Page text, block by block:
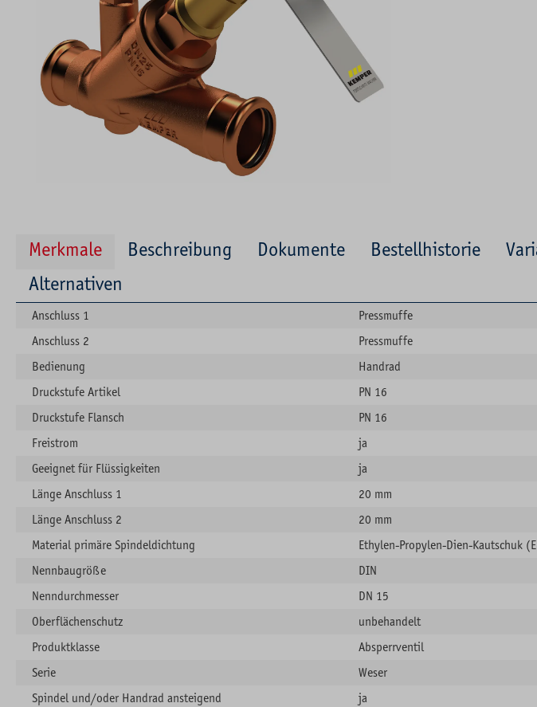
Merkmale Beschreibung Dokumente Bestellhistorie
Alternativen
Anschluss 1
Pressmuffe
Anschluss 2
Pressmuffe
Bedienung
Handrad
Druckstufe Artikel
PN 16
Druckstufe Flansch
PN 16
Freistrom
ja
Geeignet für Flüssigkeiten
ja
Länge Anschluss 1
20 mm
Länge Anschluss 2
20 mm
Material primäre Spindeldichtung
Ethylen-Propylen-Dien-Kautschuk
Nennbaugröße
DIN
Nenndurchmesser
DN 15
Oberflächenschutz
unbehandelt
Produktklasse
Absperrventil
Serie
Weser
Spindel und/oder Handrad ansteigend
ja